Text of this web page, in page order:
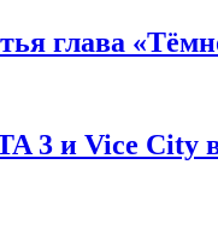
глава
3 и Vice City